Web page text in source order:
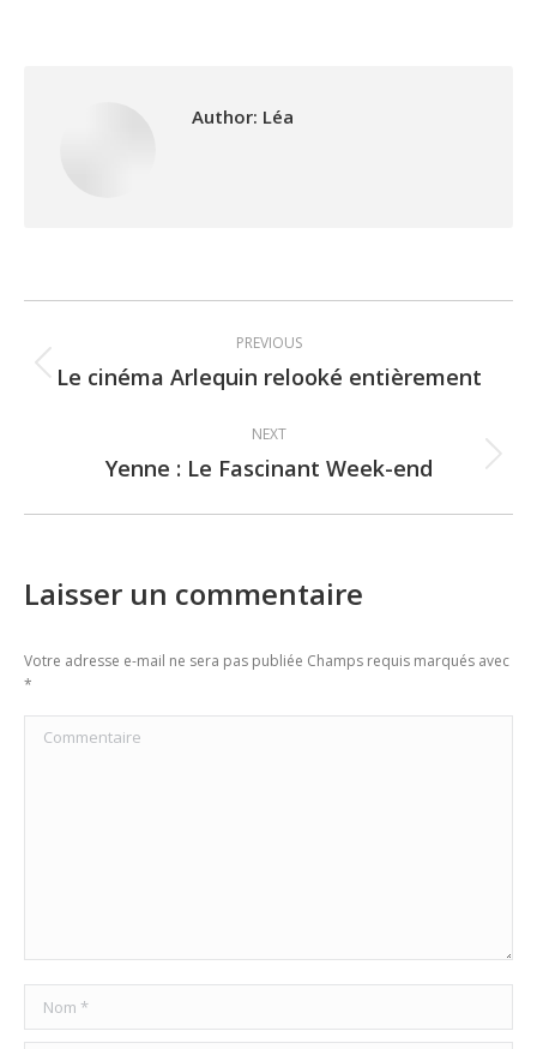
Author: Léa
navigation
PREVIOUS
Previous
Le cinéma Arlequin relooké entièrement
NEXT
Next
Yenne : Le Fascinant Week-end
Laisser un commentaire
Votre adresse e-mail ne sera pas publiée Champs requis marqués avec
*
Commentaire
Nom *